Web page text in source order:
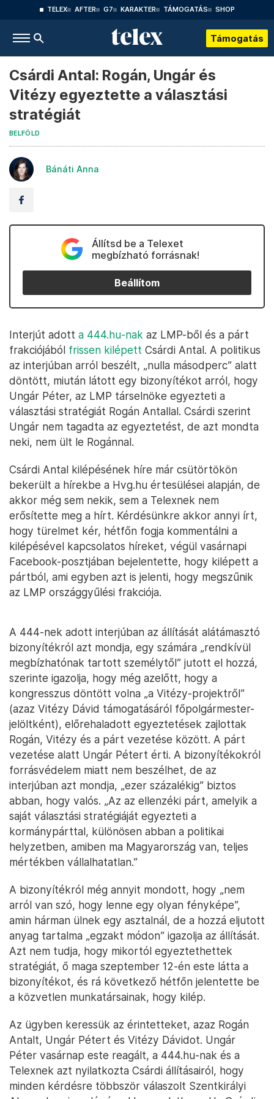
TELEX AFTER G7 KARAKTER TÁMOGATÁS SHOP
Támogatás
Csárdi Antal: Rogán, Ungár és
Vitézy egyeztette a választási
stratégiát
BELFÖLD
Bánáti Anna
Állítsd be a Telexet
megbízható forrásnak!
Beállítom
Interjút adott a 444.hu-nak az LMP-ből és a párt
frakciójából frissen kilépett Csárdi Antal. A politikus
az interjúban arról beszélt, „nulla másodperc” alatt
döntött, miután látott egy bizonyítékot arról, hogy
Ungár Péter, az LMP társelnöke egyezteti a
választási stratégiát Rogán Antallal. Csárdi szerint
Ungár nem tagadta az egyeztetést, de azt mondta
neki, nem ült le Rogánnal.
Csárdi Antal kilépésének híre már csütörtökön
bekerült a hírekbe a Hvg.hu értesülései alapján, de
akkor még sem nekik, sem a Telexnek nem
erősítette meg a hírt. Kérdésünkre akkor annyi írt,
hogy türelmet kér, hétfőn fogja kommentálni a
kilépésével kapcsolatos híreket, végül vasárnapi
Facebook-posztjában bejelentette, hogy kilépett a
pártból, ami egyben azt is jelenti, hogy megszűnik
az LMP országgyűlési frakciója.
A 444-nek adott interjúban az állítását alátámasztó
bizonyítékról azt mondja, egy számára „rendkívül
megbízhatónak tartott személytől” jutott el hozzá,
szerinte igazolja, hogy még azelőtt, hogy a
kongresszus döntött volna „a Vitézy-projektről”
(azaz Vitézy Dávid támogatásáról főpolgármester-
jelöltként), előrehaladott egyeztetések zajlottak
Rogán, Vitézy és a párt vezetése között. A párt
vezetése alatt Ungár Pétert érti. A bizonyítékokról
forrásvédelem miatt nem beszélhet, de az
interjúban azt mondja, „ezer százalékig” biztos
abban, hogy valós. „Az az ellenzéki párt, amelyik a
saját választási stratégiáját egyezteti a
kormánypárttal, különösen abban a politikai
helyzetben, amiben ma Magyarország van, teljes
mértékben vállalhatatlan.”
A bizonyítékról még annyit mondott, hogy „nem
arról van szó, hogy lenne egy olyan fényképe”,
amin hárman ülnek egy asztalnál, de a hozzá eljutott
anyag tartalma „egzakt módon” igazolja az állítását.
Azt nem tudja, hogy mikortól egyeztethettek
stratégiát, ő maga szeptember 12-én este látta a
bizonyítékot, és rá következő hétfőn jelentette be
a közvetlen munkatársainak, hogy kilép.
Az ügyben keressük az érintetteket, azaz Rogán
Antalt, Ungár Pétert és Vitézy Dávidot. Ungár
Péter vasárnap este reagált, a 444.hu-nak és a
Telexnek azt nyilatkozta Csárdi állításairól, hogy
minden kérdésre többször válaszolt Szentkirályi